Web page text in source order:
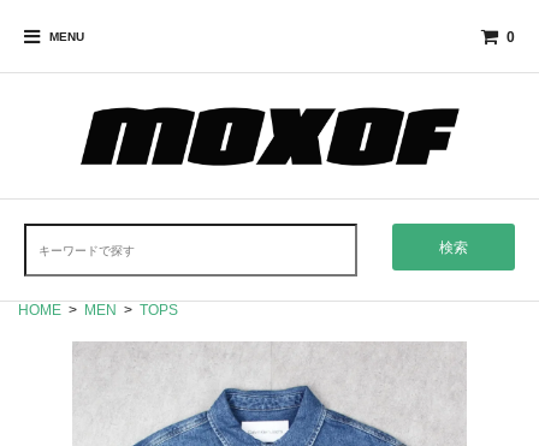
MENU 0
検索
HOME > MEN > TOPS